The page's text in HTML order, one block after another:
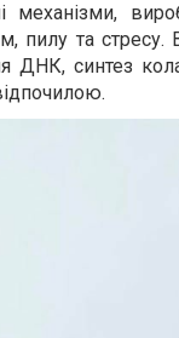
механізми,
пилу та
ДНК, синтез